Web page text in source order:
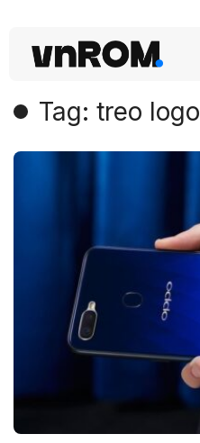
Tag: treo logo